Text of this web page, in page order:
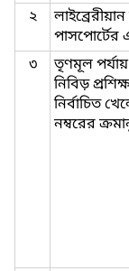
২
পাসপোর্টের
৩
তৃণমূল পর্যায়
নিবিড়
নির্বাচিত
নম্বরের